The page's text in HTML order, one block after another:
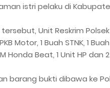
istri pelaku di
Unit Reskrim
Motor, 1 Buah STNK, 1
Honda Beat, 1 Unit HP
barang bukti dibawa ke